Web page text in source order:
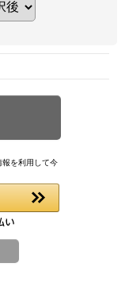
を利用して今